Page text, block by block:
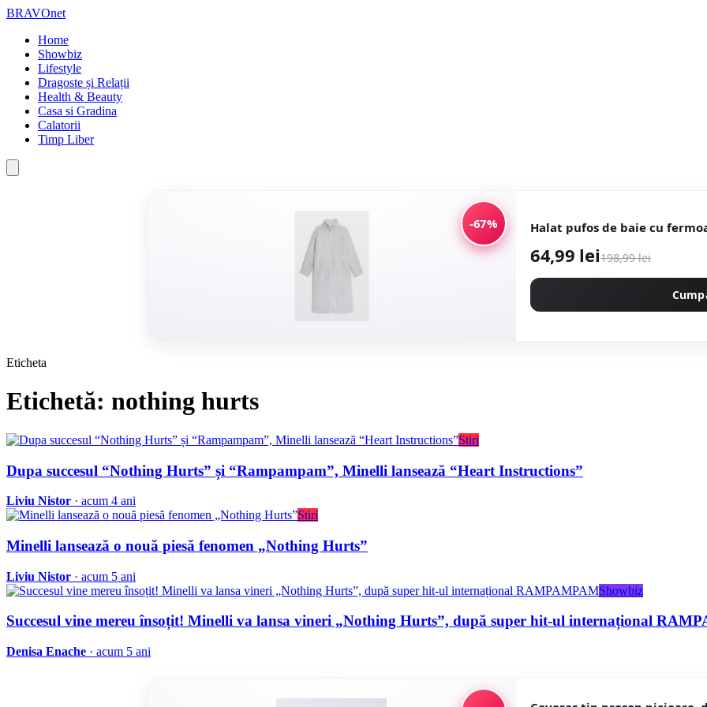
BRAVOnet
Home
Showbiz
Lifestyle
Dragoste și Relații
Health & Beauty
Casa si Gradina
Calatorii
Timp Liber
-67% Halat pufos de baie cu
64,99 lei198,99 lei
Eticheta
Etichetă: nothing hurts
Stiri
Dupa succesul “Nothing Hurts” și “Rampampam”, Minelli lansează “Heart Instructions”
Liviu Nistor · acum 4 ani
Stiri
Minelli lansează o nouă piesă fenomen „Nothing Hurts”
Liviu Nistor · acum 5 ani
Showbiz
Succesul vine mereu însoțit! Minelli va lansa vineri „Nothing Hurts”, după super hit-ul internațional
Denisa Enache · acum 5 ani